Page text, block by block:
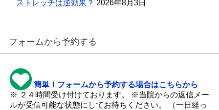
ストレッチは逆効果？ 2026年8月3日
フォームから予約する
簡単！フォームから予約する場合はこちらから
※ ２４時間受け付けております。 ※当院からの返信メー
ルが受信可能な状態にしてお待ちください。 （一日経っ